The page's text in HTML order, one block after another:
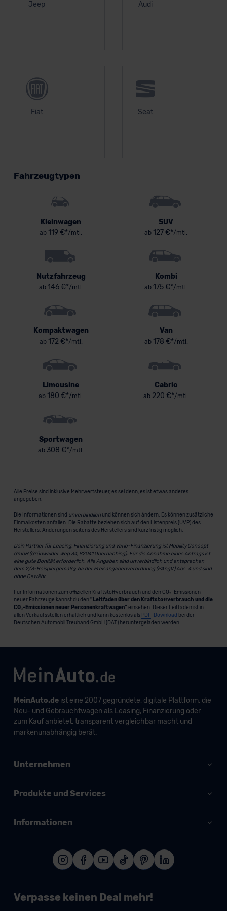
Jeep Audi
Fiat Seat
Fahrzeugtypen
Kleinwagen
ab 119 €*/mtl.
SUV
ab 127 €*/mtl.
Nutzfahrzeug
ab146 €*/mtl.
Kombi
ab 175 €*/mtl.
Kompaktwagen
ab172 €*/mtl.
Van
ab178 €*/mtl.
Limousine
ab 180 €*/mtl.
Cabrio
ab 220 €*/mtl.
Sportwagen
ab 308 €*/mtl.
Alle Preise sind inklusive Mehrwertsteuer, es sei denn, es ist etwas anderes
angegeben.
Die Informationen sind unverbindlichund können sich ändern. Es können zusätzliche
Einmalkosten anfallen. Die Rabatte beziehen sich auf den Listenpreis (UVP) des
Herstellers. Änderungen seitens des Herstellers sind kurzfristig möglich.
Dein Partner für Leasing, Finanzierung und Vario-Finanzierung ist Mobility Concept
GmbH (Grünwalder Weg 34, 82041 Oberhaching). Für die Annahme eines Antrags ist
eine gute Bonität erforderlich. Alle Angaben sind unverbindlich und entsprechen
dem 2/3-Beispiel gemäß § 6a der Preisangabenverordnung (PAngV) Abs. 4 und sind
ohne Gewähr.
Für Informationen zum offiziellen Kraftstoffverbrauch und den CO₂-Emissionen
neuer Fahrzeuge kannst du den "Leitfaden über den Kraftstoffverbrauch und die
CO₂-Emissionen neuer Personenkraftwagen" einsehen. Dieser Leitfaden ist in
allen Verkaufsstellen erhältlich und kann kostenlos als PDF-Download bei der
Deutschen Automobil Treuhand GmbH (DAT) heruntergeladen werden.
MeinAuto.deist eine 2007 gegründete, digitale Plattform, die
Neu- und Gebrauchtwagen als Leasing, Finanzierung oder
zum Kauf anbietet, transparent vergleichbar macht und
markenunabhängig berät.
Unternehmen
Produkte und Services
Informationen
Verpasse keinen Deal mehr!